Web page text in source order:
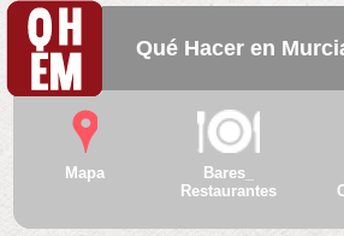
Qué Hacer en
Mapa
Bares_
Restaurantes